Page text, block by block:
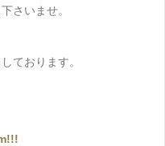
さいませ。
ております。